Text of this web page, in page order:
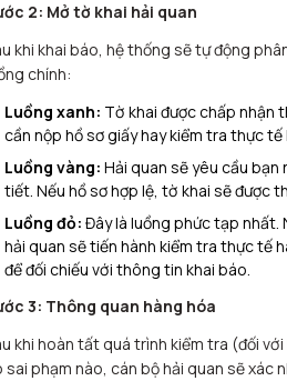
2: Mở tờ khai hải quan
khi khai báo, hệ thống sẽ tự động
chính:
Luồng xanh: Tờ khai được chấp nhận
cần nộp hồ sơ giấy hay kiểm tra thực tế
Luồng vàng: Hải quan sẽ yêu cầu bạn
tiết. Nếu hồ sơ hợp lệ, tờ khai sẽ được
Luồng đỏ: Đây là luồng phức tạp nhất.
hải quan sẽ tiến hành kiểm tra thực tế
để đối chiếu với thông tin khai báo.
3: Thông quan hàng hóa
khi hoàn tất quá trình kiểm tra (đối
sai phạm nào, cán bộ hải quan sẽ xác